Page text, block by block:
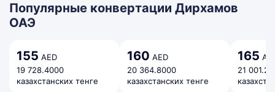
Популярные конвертации Дирхамов
ОАЭ
155 AED
19 728.4000
казахстанских тенге
160 AED
20 364.8000
казахстанских тенге
165
21